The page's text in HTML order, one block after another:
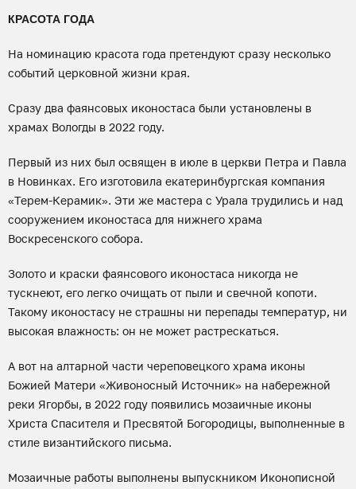
КРАСОТА ГОДА
На номинацию красота года претендуют сразу несколько
событий церковной жизни края.
Сразу два фаянсовых иконостаса были установлены в
храмах Вологды в 2022 году.
Первый из них был освящен в июле в церкви Петра и Павла
в Новинках. Его изготовила екатеринбургская компания
«Терем-Керамик». Эти же мастера с Урала трудились и над
сооружением иконостаса для нижнего храма
Воскресенского собора.
Золото и краски фаянсового иконостаса никогда не
тускнеют, его легко очищать от пыли и свечной копоти.
Такому иконостасу не страшны ни перепады температур, ни
высокая влажность: он не может растрескаться.
А вот на алтарной части череповецкого храма иконы
Божией Матери «Живоносный Источник» на набережной
реки Ягорбы, в 2022 году появились мозаичные иконы
Христа Спасителя и Пресвятой Богородицы, выполненные в
стиле византийского письма.
Мозаичные работы выполнены выпускником Иконописной